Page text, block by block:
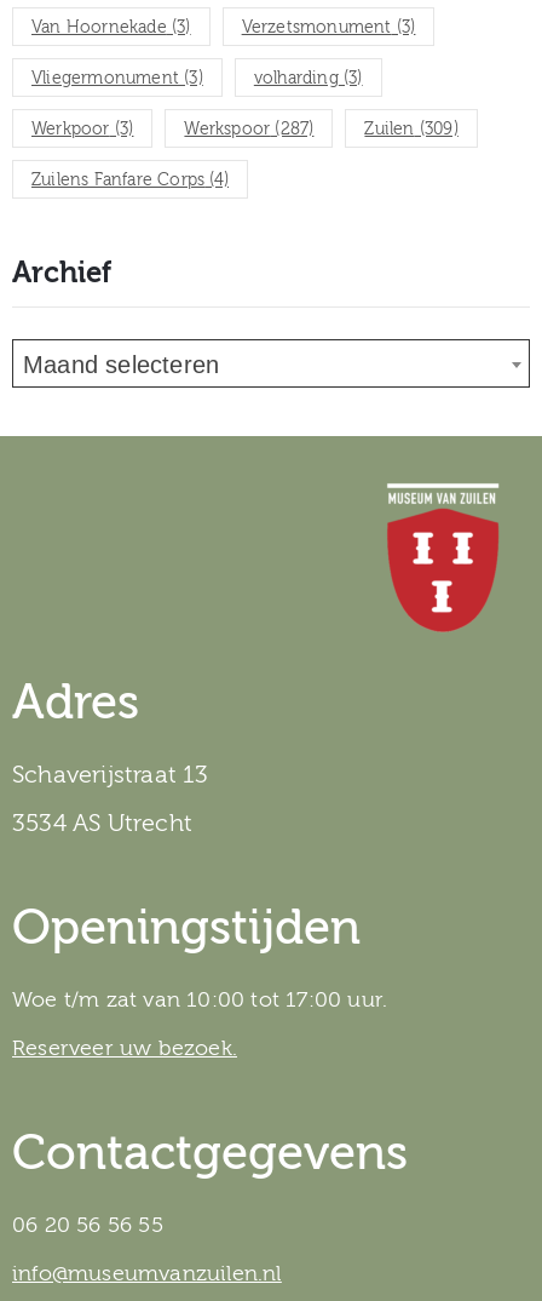
Van Hoornekade (3) Verzetsmonument (3)
Vliegermonument (3) volharding(3)
Werkpoor (3) Werkspoor (287) Zuilen (309)
Zuilens Fanfare Corps (4)
Archief
Maand selecteren
Adres
Schaverijstraat 13
3534 AS Utrecht
Openingstijden
Woe t/m zat van 10:00 tot 17:00 uur.
Reserveer uw bezoek.
Contactgegevens
06 20 56 56 55
info@museumvanzuilen.nl